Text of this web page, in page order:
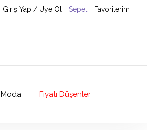
Giriş Yap / Üye Ol Sepet Favorilerim
Moda Fiyatı Düşenler